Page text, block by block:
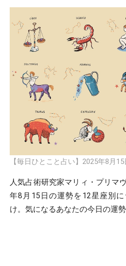
【毎日ひとこと占い】2025年8月
人気占術研究家マリィ・プリマ
年8月15日の運勢を12星座別
け。気になるあなたの今日の運